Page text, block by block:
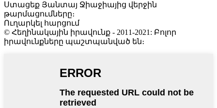
Ստացեք Յանտայ Ջիաջիայից վերջին
թարմացումները։
Ուղարկել հարցում
© Հեղինակային իրավունք - 2011-2021: Բոլոր
իրավունքները պաշտպանված են։